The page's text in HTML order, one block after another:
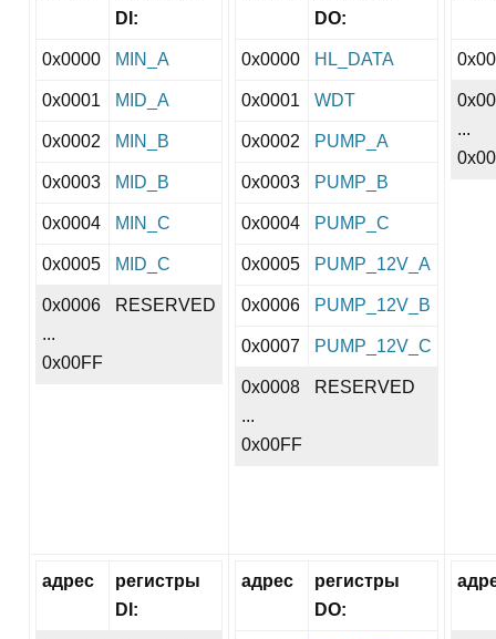
DI:
0x0000 MIN_A
0x0001 MID_A
0x0002 MIN_B
0x0003 MID_B
0x0004 MIN_C
0x0005 MID_C
0x0006
...
0x00FF
RESERVED
DO:
0x0000 HL_DATA
0x0001 WDT
0x0002 PUMP_A
0x0003 PUMP_B
0x0004 PUMP_C
0x0005 PUMP_12V_A
0x0006 PUMP_12V_B
0x0007 PUMP_12V_C
0x0008
...
0x00FF
RESERVED
...
адрес
регистры
DI:
адрес
регистры
DO: